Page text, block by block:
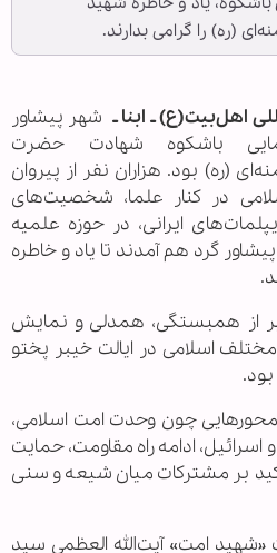
(ره) را گرامی بدارند.
اهل‌بیت(ع) ـ ابنا ـ شهر پیشاور
باشکوه شهادت حضرت
(ره) بود. هزاران نفر از پیروان
در کنار علما، شخصیت‌های
ایرانی، در حوزه علمیه
گرد هم آمدند تا یاد و خاطره
از همبستگی، همدلی و نمایش
اسلامی در ایالت خیبر پختو
چون وحدت امت اسلامی،
ادامه راه مقاومت، حمایت
بر مشترکات میان شیعه و سنی
«شهید امت» آیت‌الله العظمی سید